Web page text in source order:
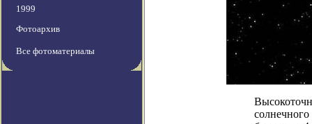
1999
Фотоархив
Все фотоматериалы